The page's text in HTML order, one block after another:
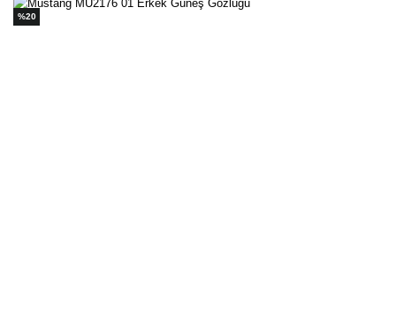
%20